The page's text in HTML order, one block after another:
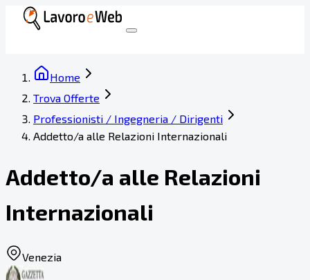
Home
Trova Offerte
Professionisti / Ingegneria / Dirigenti
Addetto/a alle Relazioni Internazionali
Addetto/a alle Relazioni
Internazionali
Venezia